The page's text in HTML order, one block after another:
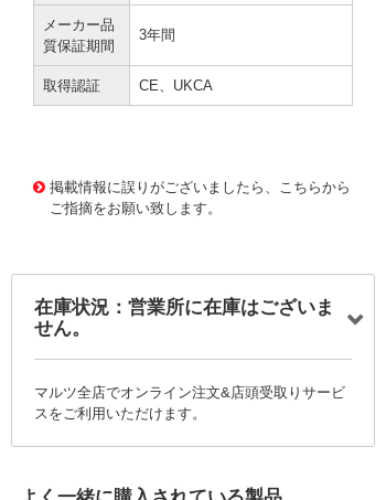
メーカー品
質保証期間
3年間
取得認証 CE、UKCA
掲載情報に誤りがございましたら、こちらから
ご指摘をお願い致します。
在庫状況：営業所に在庫はございま
せん。
マルツ全店でオンライン注文&店頭受取りサービ
スをご利用いただけます。